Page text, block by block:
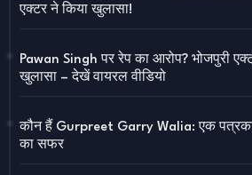
एक्टर ने किया खुलासा!
Pawan Singh पर रेप का आरोप? भोजपुरी
खुलासा – देखें वायरल वीडियो
कौन हैं Gurpreet Garry Walia: एक
का सफर